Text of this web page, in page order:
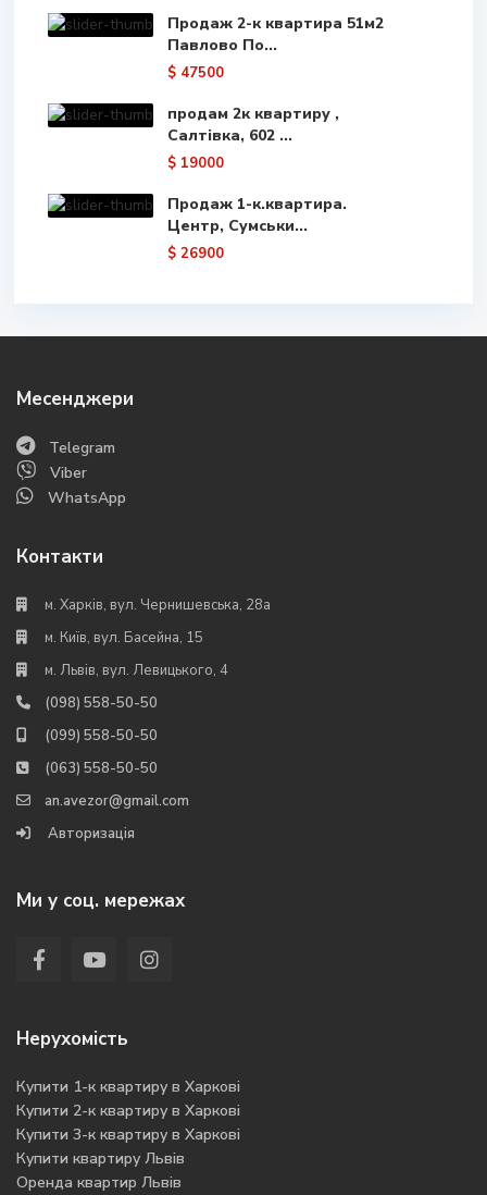
Продаж 2-к квартира 51м2
Павлово По...
$ 47500
продам 2к квартиру ,
Салтівка, 602 ...
$ 19000
Продаж 1-к.квартира.
Центр, Сумськи...
$ 26900
Месенджери
Telegram
Viber
WhatsApp
Контакти
м. Харків, вул. Чернишевська, 28а
м. Київ, вул. Басейна, 15
м. Львів, вул. Левицького, 4
(098) 558-50-50
(099) 558-50-50
(063) 558-50-50
an.avezor@gmail.com
Авторизація
Ми у соц. мережах
Нерухомість
Купити 1-к квартиру в Харкові
Купити 2-к квартиру в Харкові
Купити 3-к квартиру в Харкові
Купити квартиру Львів
Оренда квартир Львів